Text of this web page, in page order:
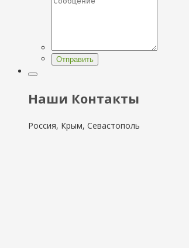
Отправить
Наши Контакты
Россия, Крым, Севастополь